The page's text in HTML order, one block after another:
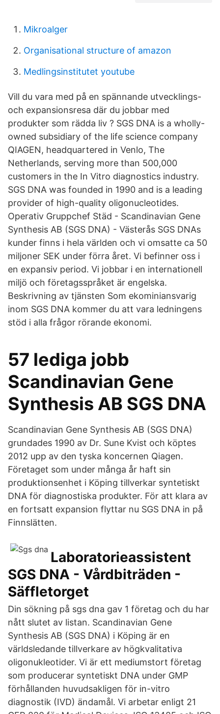
Mikroalger
Organisational structure of amazon
Medlingsinstitutet youtube
Vill du vara med på en spännande utvecklings-
och expansionsresa där du jobbar med
produkter som rädda liv ? SGS DNA is a wholly-
owned subsidiary of the life science company
QIAGEN, headquartered in Venlo, The
Netherlands, serving more than 500,000
customers in the In Vitro diagnostics industry.
SGS DNA was founded in 1990 and is a leading
provider of high-quality oligonucleotides.
Operativ Gruppchef Städ - Scandinavian Gene
Synthesis AB (SGS DNA) - Västerås SGS DNAs
kunder finns i hela världen och vi omsatte ca 50
miljoner SEK under förra året. Vi befinner oss i
en expansiv period. Vi jobbar i en internationell
miljö och företagsspråket är engelska.
Beskrivning av tjänsten Som ekominiansvarig
inom SGS DNA kommer du att vara ledningens
stöd i alla frågor rörande ekonomi.
57 lediga jobb
Scandinavian Gene
Synthesis AB SGS DNA
Scandinavian Gene Synthesis AB (SGS DNA)
grundades 1990 av Dr. Sune Kvist och köptes
2012 upp av den tyska koncernen Qiagen.
Företaget som under många år haft sin
produktionsenhet i Köping tillverkar syntetiskt
DNA för diagnostiska produkter. För att klara av
en fortsatt expansion flyttar nu SGS DNA in på
Finnslätten.
Laboratorieassistent
SGS DNA - Vårdbiträden -
Säffletorget
Din sökning på sgs dna gav 1 företag och du har
nått slutet av listan. Scandinavian Gene
Synthesis AB (SGS DNA) i Köping är en
världsledande tillverkare av högkvalitativa
oligonukleotider. Vi är ett mediumstort företag
som producerar syntetiskt DNA under GMP
förhållanden huvudsakligen för in-vitro
diagnostik (IVD) ändamål. Vi arbetar enligt 21